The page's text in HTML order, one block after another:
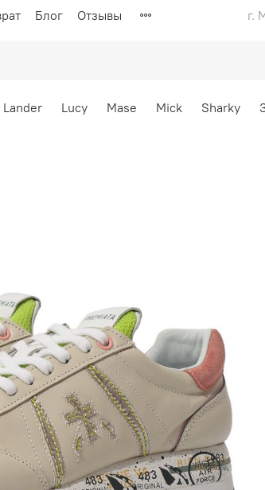
Блог Отзывы г.
Lander Lucy Mase Mick Sharky